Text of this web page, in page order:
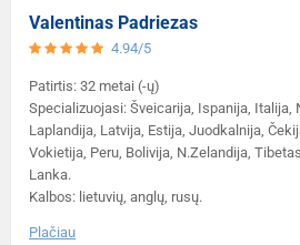
Valentinas Padriezas
4.94/5
Patirtis: 32 metai (-ų)
Specializuojasi: Šveicarija, Ispanija, Italija,
Laplandija, Latvija, Estija, Juodkalnija,
Vokietija, Peru, Bolivija, N.Zelandija,
Lanka.
Kalbos: lietuvių, anglų, rusų.
Plačiau